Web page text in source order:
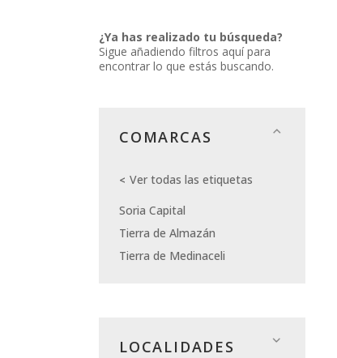
¿Ya has realizado tu búsqueda?
Sigue añadiendo filtros aquí para
encontrar lo que estás buscando.
COMARCAS
Ver todas las etiquetas
Soria Capital
Tierra de Almazán
Tierra de Medinaceli
LOCALIDADES